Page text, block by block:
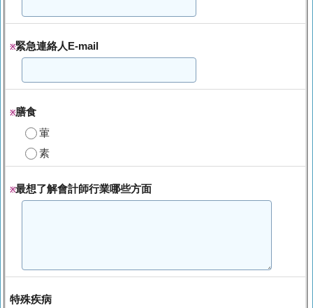
※緊急連絡人E-mail
※膳食
葷
素
※最想了解會計師行業哪些方面
特殊疾病